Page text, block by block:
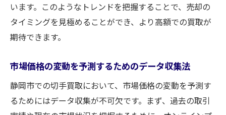
います。このようなトレンドを把握することで、売却の
タイミングを見極めることができ、より高額での買取が
期待できます。
市場価格の変動を予測するためのデータ収集法
静岡市での切手買取において、市場価格の変動を予測す
るためにはデータ収集が不可欠です。まず、過去の取引